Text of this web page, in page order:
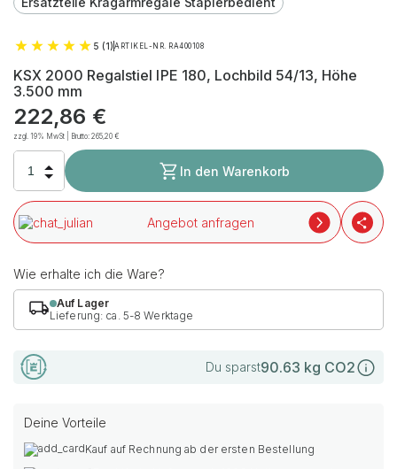
5 (1) ARTIKEL-NR. RA400108
KSX 2000 Regalstiel IPE 180, Lochbild 54/13, Höhe
3.500 mm
222,86 €
zzgl. 19% MwSt | Brutto:265,20€
In den Warenkorb
Angebot anfragen
Wie erhalte ich die Ware?
Auf Lager
Lieferung: ca. 5-8 Werktage
Du sparst90.63 kg CO2
Deine Vorteile
Kauf auf Rechnung ab der ersten Bestellung